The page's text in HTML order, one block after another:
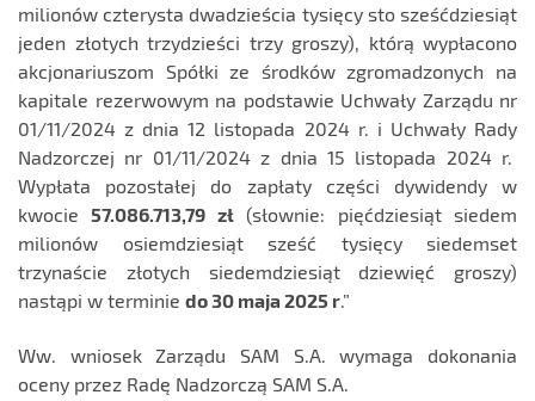
milionów czterysta dwadzieścia tysięcy sto sześćdziesiąt
jeden złotych trzydzieści trzy groszy), którą wypłacono
akcjonariuszom Spółki ze środków zgromadzonych na
kapitale rezerwowym na podstawie Uchwały Zarządu nr
01/11/2024 z dnia 12 listopada 2024 r. i Uchwały Rady
Nadzorczej nr 01/11/2024 z dnia 15 listopada 2024 r.
Wypłata pozostałej do zapłaty części dywidendy w
kwocie 57.086.713,79 zł(słownie: pięćdziesiąt siedem
milionów osiemdziesiąt sześć tysięcy siedemset
trzynaście złotych siedemdziesiąt dziewięć groszy)
nastąpi w terminie do 30 maja 2025 r.”
Ww. wniosek Zarządu SAM S.A. wymaga dokonania
oceny przez Radę Nadzorczą SAM S.A.